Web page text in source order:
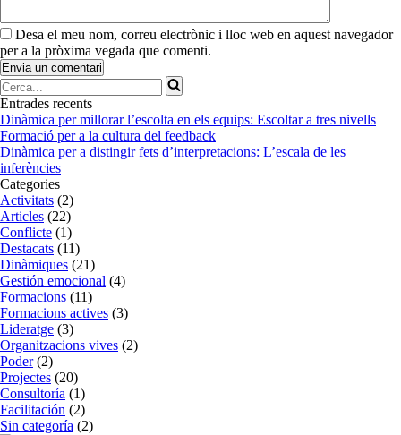
Desa el meu nom, correu electrònic i lloc web en aquest navegador
per a la pròxima vegada que comenti.
Cerca...
Entrades recents
Dinàmica per millorar l’escolta en els equips: Escoltar a tres nivells
Formació per a la cultura del feedback
Dinàmica per a distingir fets d’interpretacions: L’escala de les
inferències
Categories
Activitats (2)
Articles (22)
Conflicte (1)
Destacats (11)
Dinàmiques (21)
Gestión emocional (4)
Formacions (11)
Formacions actives (3)
Lideratge (3)
Organitzacions vives (2)
Poder(2)
Projectes (20)
Consultoría (1)
Facilitación (2)
Sin categoría (2)